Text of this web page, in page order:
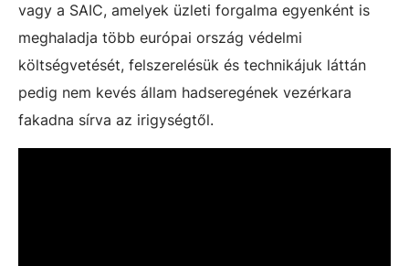
vagy a SAIC, amelyek üzleti forgalma egyenként is
meghaladja több európai ország védelmi
költségvetését, felszerelésük és technikájuk láttán
pedig nem kevés állam hadseregének vezérkara
fakadna sírva az irigységtől.